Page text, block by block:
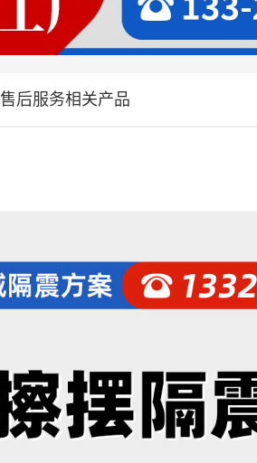
售后服务相关产品